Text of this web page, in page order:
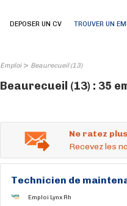
DEPOSER UN CV TROUVER UN
Emploi> Beaurecueil (13)
Beaurecueil (13) : 35
Ne ratez
Recevez les
Technicien de
Emploi Lynx Rh